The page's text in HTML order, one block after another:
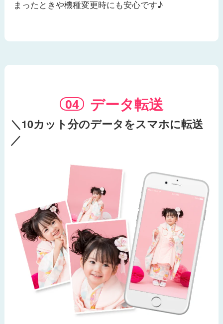
まったときや機種変更時にも安心です♪
データ転送
＼10カット分のデータをスマホに転送
／